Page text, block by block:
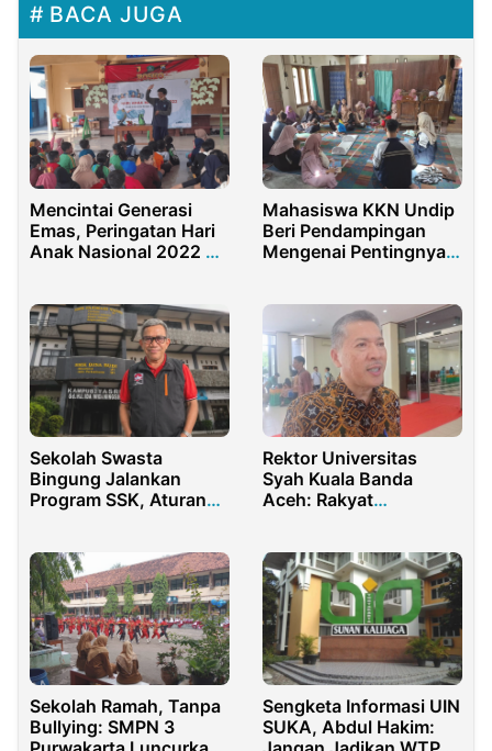
BACA JUGA
Mencintai Generasi
Emas, Peringatan Hari
Anak Nasional 2022 Di
Mahasiswa KKN Undip
Beri Pendampingan
Mengenai Pentingnya
Sekolah Swasta
Bingung Jalankan
Program SSK, Aturan
Rektor Universitas
Syah Kuala Banda
Aceh: Rakyat
Sekolah Ramah, Tanpa
Bullying: SMPN 3
Sengketa Informasi UIN
SUKA, Abdul Hakim: